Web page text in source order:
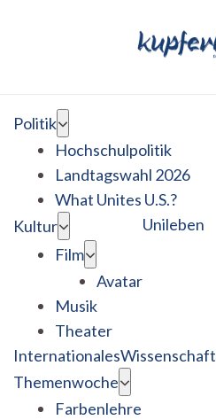
Politik
Hochschulpolitik
Landtagswahl 2026
What Unites U.S.?
Kultur
Film
Avatar
Musik
Theater
Unileben
InternationalesWissenschaft
Themenwoche
Farbenlehre